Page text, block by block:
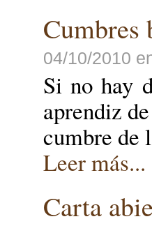
Cumbres
04/10/2010
Si no hay
aprendiz
cumbre de
Leer más...
Carta